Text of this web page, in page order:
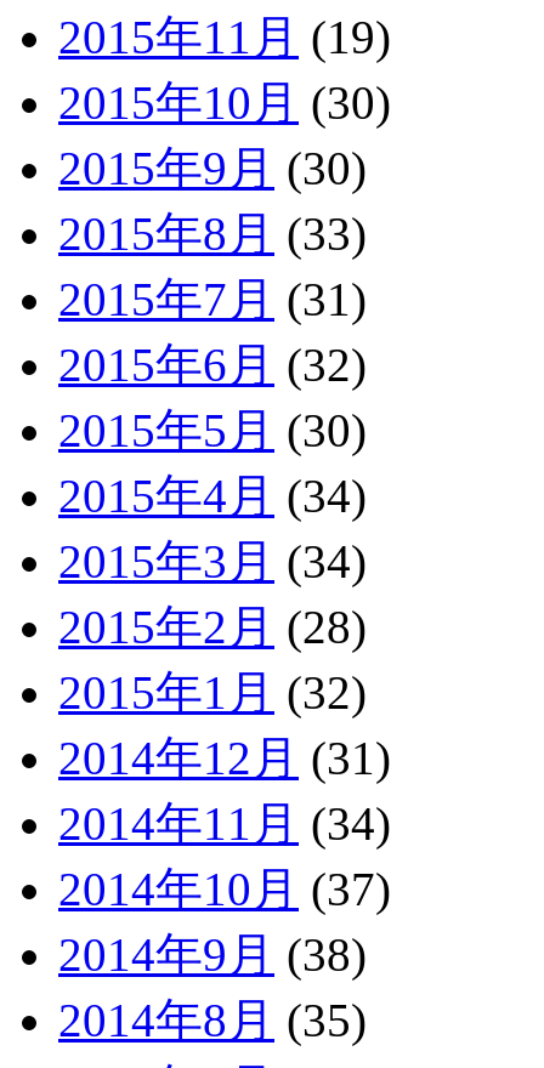
2015年11月 (19)
2015年10月 (30)
2015年9月 (30)
2015年8月 (33)
2015年7月 (31)
2015年6月 (32)
2015年5月 (30)
2015年4月 (34)
2015年3月 (34)
2015年2月 (28)
2015年1月 (32)
2014年12月 (31)
2014年11月 (34)
2014年10月 (37)
2014年9月 (38)
2014年8月 (35)